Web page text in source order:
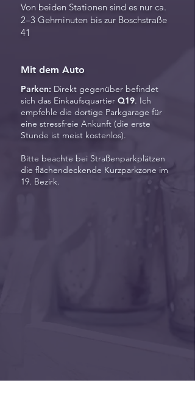
Von beiden Stationen sind es nur ca.
2–3 Gehminuten bis zur Boschstraße
41
Mit dem Auto
Parken: Direkt gegenüber befindet
sich das Einkaufsquartier Q19. Ich
empfehle die dortige Parkgarage für
eine stressfreie Ankunft (die erste
Stunde ist meist kostenlos).
Bitte beachte bei Straßenparkplätzen
die flächendeckende Kurzparkzone im
19. Bezirk.